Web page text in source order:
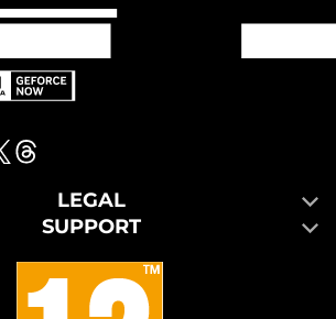
LEGAL
SUPPORT